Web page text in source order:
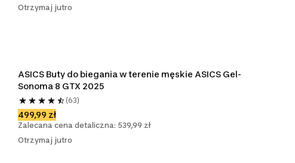
Otrzymaj jutro
ASICS Buty do biegania w terenie męskie ASICS Gel-
Sonoma 8 GTX 2025
(63)
499,99 zł
Zalecana cena detaliczna: 539,99 zł
Otrzymaj jutro